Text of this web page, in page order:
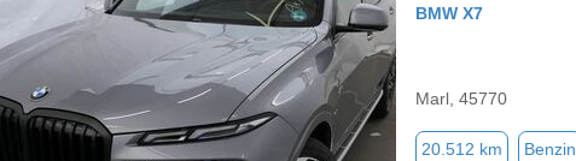
BMW X7
Marl, 45770
20.512 km Benzin